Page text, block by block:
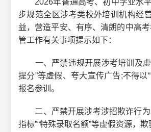
2026年普通高考、初中学业水平
步规范全区涉考类校外培训机构经
益，营造平安、有序、清朗的中高
管工作有关事项提示如下：
一、严禁违规开展涉考培训及虚
提分”等虚假、夸大宣传广告;不得以
报名参训。
二、严禁开展涉考涉招欺诈行为。
指标”“特殊录取名额”等虚假资源，